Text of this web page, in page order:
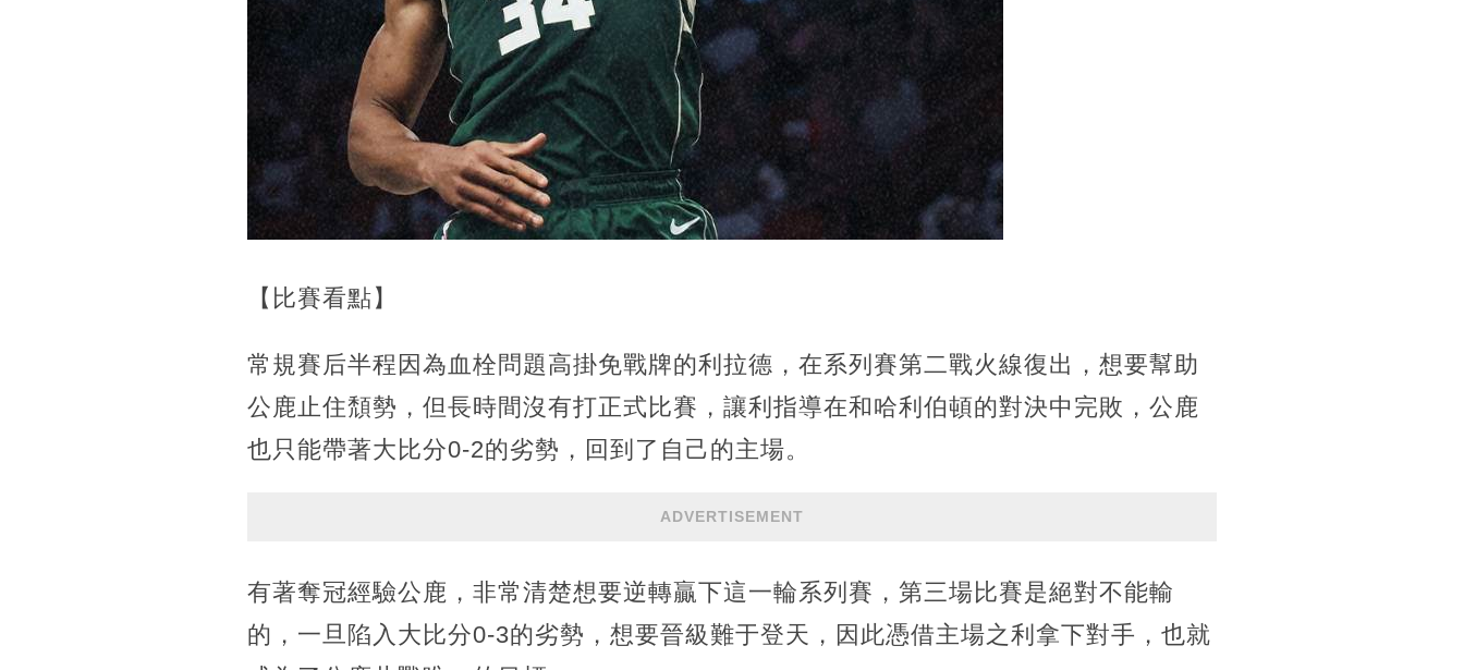
【比賽看點】
常規賽后半程因為血栓問題高掛免戰牌的利拉德，在系列賽第二戰火線復出，想要幫助
公鹿止住頹勢，但長時間沒有打正式比賽，讓利指導在和哈利伯頓的對決中完敗，公鹿
也只能帶著大比分0-2的劣勢，回到了自己的主場。
ADVERTISEMENT
有著奪冠經驗公鹿，非常清楚想要逆轉贏下這一輪系列賽，第三場比賽是絕對不能輸
的，一旦陷入大比分0-3的劣勢，想要晉級難于登天，因此憑借主場之利拿下對手，也就